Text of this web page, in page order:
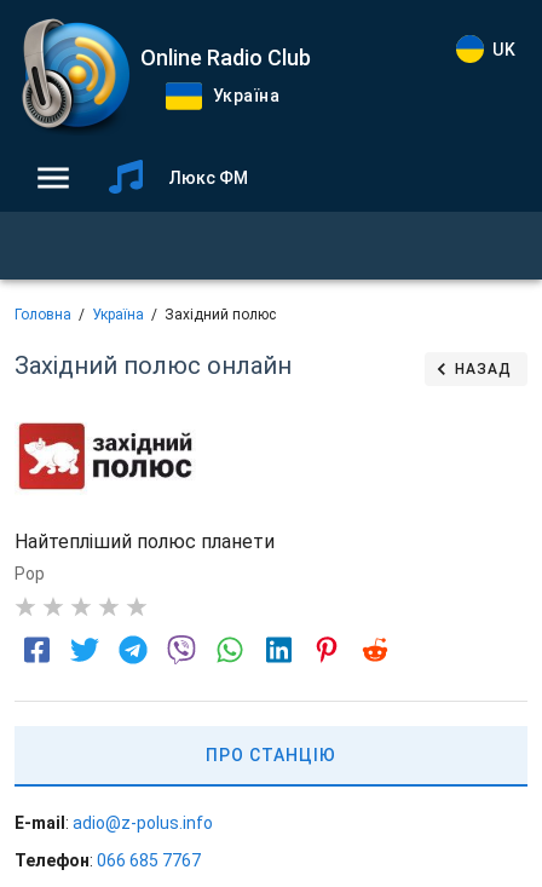
Online Radio Club
Україна
UK
Люкс ФМ
Головна Україна Західний полюс
Західний полюс онлайн НАЗАД
Найтепліший полюс планети
Pop
ПРО СТАНЦІЮ
E-mail : adio@z-polus.info
Телефон: 066 685 7767